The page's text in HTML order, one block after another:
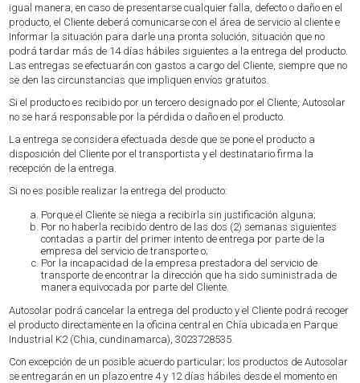
igual manera, en caso de presentarse cualquier falla, defecto o daño en el
producto, el Cliente deberá comunicarse con el área de servicio al cliente e
Informar la situación para darle una pronta solución, situación que no
podrá tardar más de 14 días hábiles siguientes a la entrega del producto.
Las entregas se efectuarán con gastos a cargo del Cliente, siempre que no
se den las circunstancias que impliquen envíos gratuitos.
Si el producto es recibido por un tercero designado por el Cliente, Autosolar
no se hará responsable por la pérdida o daño en el producto.
La entrega se considera efectuada desde que se pone el producto a
disposición del Cliente por el transportista y el destinatario firma la
recepción de la entrega.
Si no es posible realizar la entrega del producto:
Porque el Cliente se niega a recibirla sin justificación alguna;
Por no haberla recibido dentro de las dos (2) semanas siguientes
contadas a partir del primer intento de entrega por parte de la
empresa del servicio de transporte o;
Por la incapacidad de la empresa prestadora del servicio de
transporte de encontrar la dirección que ha sido suministrada de
manera equivocada por parte del Cliente.
Autosolar podrá cancelar la entrega del producto y el Cliente podrá recoger
el producto directamente en la oficina central en Chía ubicada en Parque
Industrial K2 (Chia, cundinamarca), 3023728535.
Con excepción de un posible acuerdo particular; los productos de Autosolar
se entregarán en un plazo entre 4 y 12 días hábiles desde el momento en